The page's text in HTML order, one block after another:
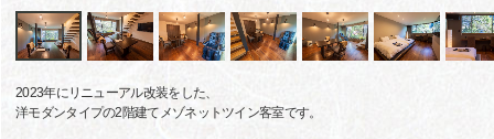
2023年にリニューアル改装をした、
洋モダンタイプの2階建てメゾネットツイン客室です。